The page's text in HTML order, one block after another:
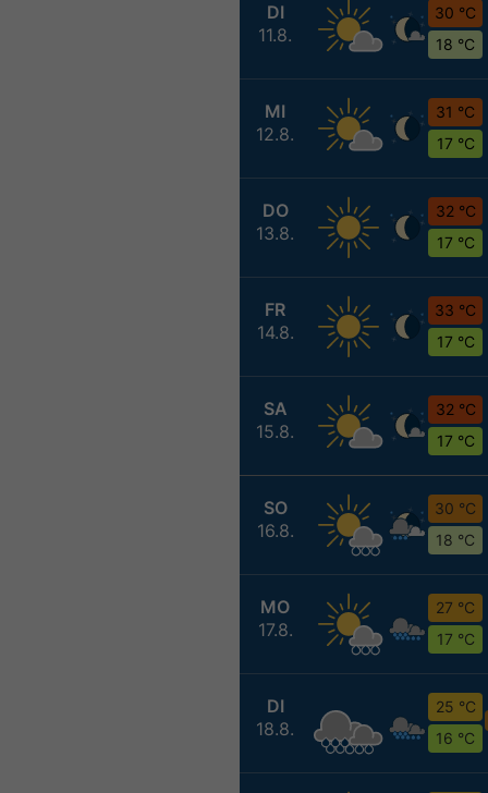
DI
11.8.
30 °C
18 °C
MI
12.8.
31 °C
17 °C
DO
13.8.
32 °C
17 °C
FR
14.8.
33 °C
17 °C
SA
15.8.
32 °C
17 °C
SO
16.8.
30 °C
18 °C
MO
17.8.
27 °C
17 °C
DI
18.8.
25 °C
16 °C